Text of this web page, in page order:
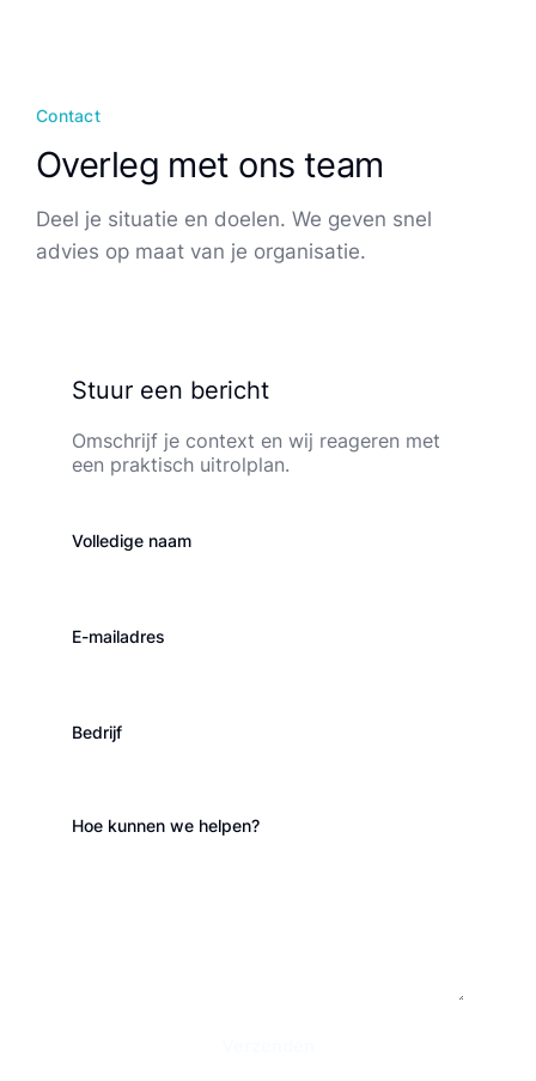
Contact
Overleg met ons team
Deel je situatie en doelen. We geven snel
advies op maat van je organisatie.
Stuur een bericht
Omschrijf je context en wij reageren met
een praktisch uitrolplan.
Leeg laten
Volledige naam
E-mailadres
Bedrijf
Hoe kunnen we helpen?